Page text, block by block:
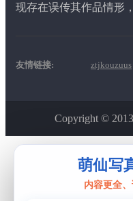
现存在误传其作品情形
友情链接: ztjkouzuus
Copyright ©
萌仙写
内容更全、